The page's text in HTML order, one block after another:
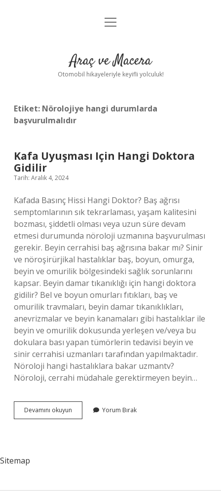
Anasayfa
Yasal Uyarı
menüyü
Araç ve Macera
Otomobil hikayeleriyle keyifli yolculuk!
Etiket: Nörolojiye hangi durumlarda
başvurulmalıdır
Kafa Uyuşması Için Hangi Doktora
Gidilir
Tarih: Aralık 4, 2024
Kafada Basınç Hissi Hangi Doktor? Baş ağrısı
semptomlarının sık tekrarlaması, yaşam kalitesini
bozması, şiddetli olması veya uzun süre devam
etmesi durumunda nöroloji uzmanına başvurulması
gerekir. Beyin cerrahisi baş ağrısına bakar mı? Sinir
ve nöroşirürjikal hastalıklar baş, boyun, omurga,
beyin ve omurilik bölgesindeki sağlık sorunlarını
kapsar. Beyin damar tıkanıklığı için hangi doktora
gidilir? Bel ve boyun omurları fıtıkları, baş ve
omurilik travmaları, beyin damar tıkanıklıkları,
anevrizmalar ve beyin kanamaları gibi hastalıklar ile
beyin ve omurilik dokusunda yerleşen ve/veya bu
dokulara bası yapan tümörlerin tedavisi beyin ve
sinir cerrahisi uzmanları tarafından yapılmaktadır.
Nöroloji hangi hastalıklara bakar uzmantv?
Nöroloji, cerrahi müdahale gerektirmeyen beyin…
Devamını okuyun
Uyuşması
Yorum Bırak
Sitemap